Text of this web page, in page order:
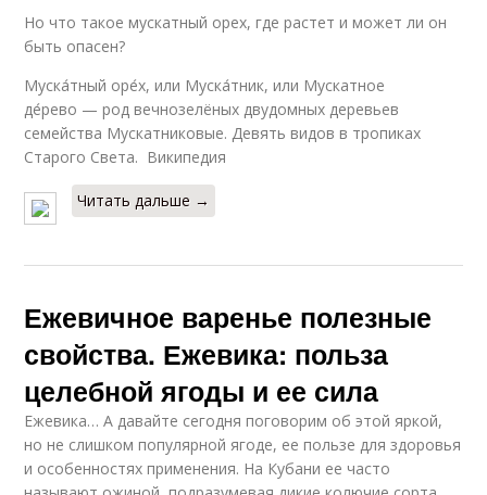
Но что такое мускатный орех, где растет и может ли он
быть опасен?
Муска́тный оре́х, или Муска́тник, или Мускатное
де́рево — род вечнозелёных двудомных деревьев
семейства Мускатниковые. Девять видов в тропиках
Старого Света. Википедия
Читать дальше →
Ежевичное варенье полезные
свойства. Ежевика: польза
целебной ягоды и ее сила
Ежевика… А давайте сегодня поговорим об этой яркой,
но не слишком популярной ягоде, ее пользе для здоровья
и особенностях применения. На Кубани ее часто